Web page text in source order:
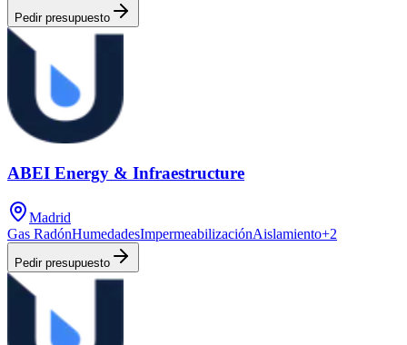
Pedir presupuesto
ABEI Energy & Infraestructure
Madrid
Gas RadónHumedadesImpermeabilizaciónAislamiento+2
Pedir presupuesto